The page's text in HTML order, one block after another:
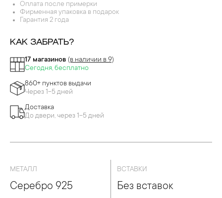
Оплата после примерки
Фирменная упаковка в подарок
Гарантия 2 года
КАК ЗАБРАТЬ?
17 магазинов (в наличии в 9)
Сегодня, бесплатно
860+ пунктов выдачи
Через 1-5 дней
Доставка
До двери, через 1-5 дней
МЕТАЛЛ
Серебро 925
ВСТАВКИ
Без вставок